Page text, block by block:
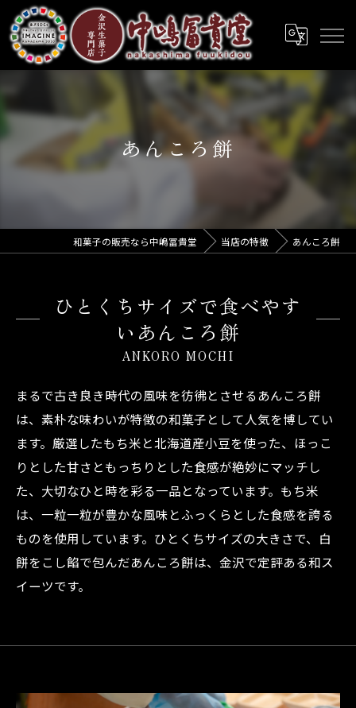
あんころ餅
和菓子の販売なら中嶋冨貴堂 当店の特徴 あんころ餅
ひとくちサイズで食べやす
いあんころ餅
ANKORO MOCHI
まるで古き良き時代の風味を彷彿とさせるあんころ餅
は、素朴な味わいが特徴の和菓子として人気を博してい
ます。厳選したもち米と北海道産小豆を使った、ほっこ
りとした甘さともっちりとした食感が絶妙にマッチし
た、大切なひと時を彩る一品となっています。もち米
は、一粒一粒が豊かな風味とふっくらとした食感を誇る
ものを使用しています。ひとくちサイズの大きさで、白
餅をこし餡で包んだあんころ餅は、金沢で定評ある和ス
イーツです。